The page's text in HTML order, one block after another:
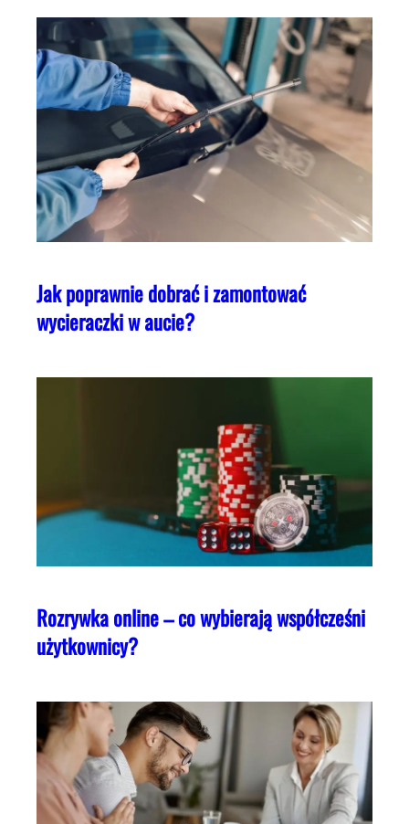
Jak poprawnie dobrać i zamontować
wycieraczki w aucie?
Rozrywka online – co wybierają współcześni
użytkownicy?